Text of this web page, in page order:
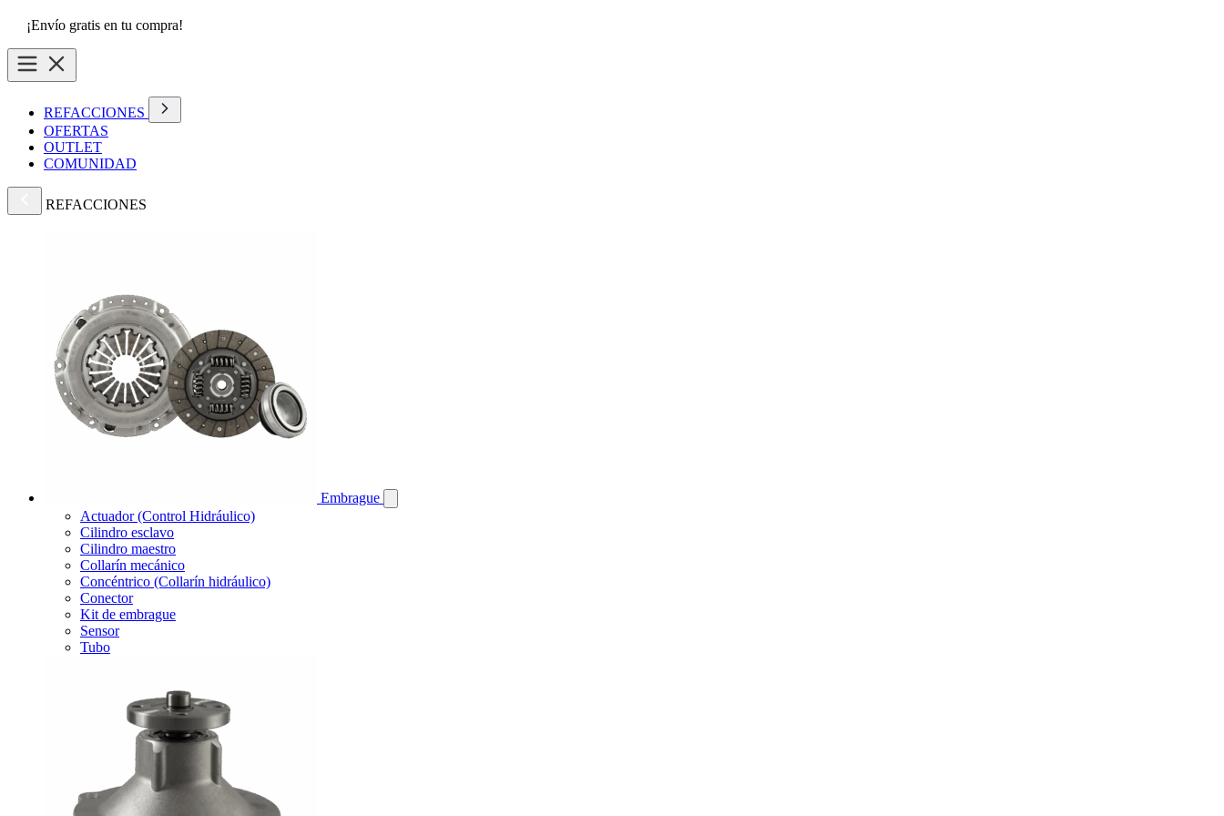
¡Envío gratis en tu compra!
REFACCIONES
OFERTAS
OUTLET
COMUNIDAD
REFACCIONES
Embrague
Actuador (Control Hidráulico)
Cilindro esclavo
Cilindro maestro
Collarín mecánico
Concéntrico (Collarín hidráulico)
Conector
Kit de embrague
Sensor
Tubo